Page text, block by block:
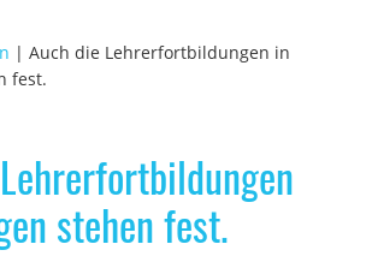
| Auch die Lehrerfortbildungen in
fest.
stehen fest.